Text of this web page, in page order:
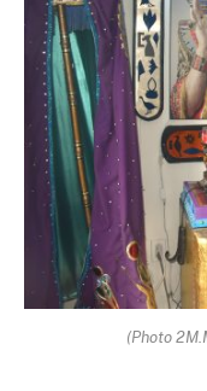
(Photo